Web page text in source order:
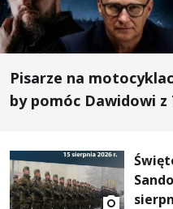
Pisarze na
by pomóc Dawidowi